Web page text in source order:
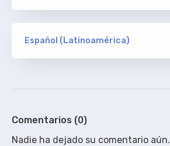
WEB TBS
ORIGINAL pauLa0392
Español (Latinoamérica)
WEB TBS
Comentarios (0)
Nadie ha dejado su comentario aún.